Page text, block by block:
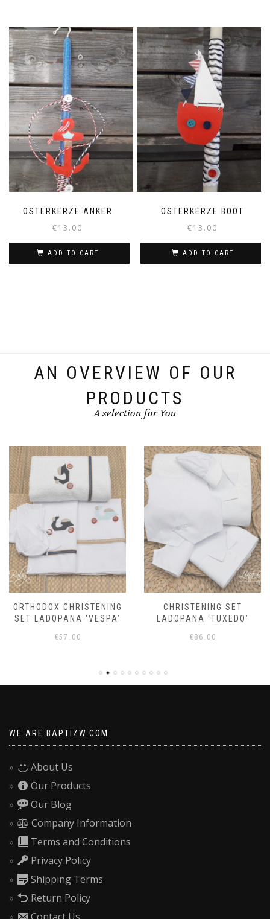
OSTERKERZE ANKER
€13.00
ADD TO CART
OSTERKERZE BOOT
€13.00
ADD TO CART
AN OVERVIEW OF OUR
PRODUCTS
A selection for You
ORTHODOX CHRISTENING
SET LADOPANA ‘VESPA’
€57.00
CHRISTENING SET
LADOPANA ‘TUXEDO’
€ 86.00
WE ARE BAPTIZW.COM
About Us
Our Products
Our Blog
Company Information
Terms and Conditions
Privacy Policy
Shipping Terms
Return Policy